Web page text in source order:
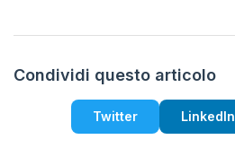
Condividi questo articolo
Twitter LinkedIn